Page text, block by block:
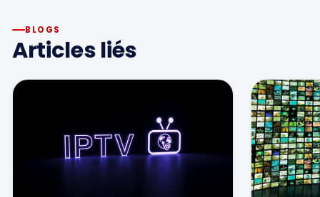
BLOGS
Articles liés
CLIENT
MANAGEMENT